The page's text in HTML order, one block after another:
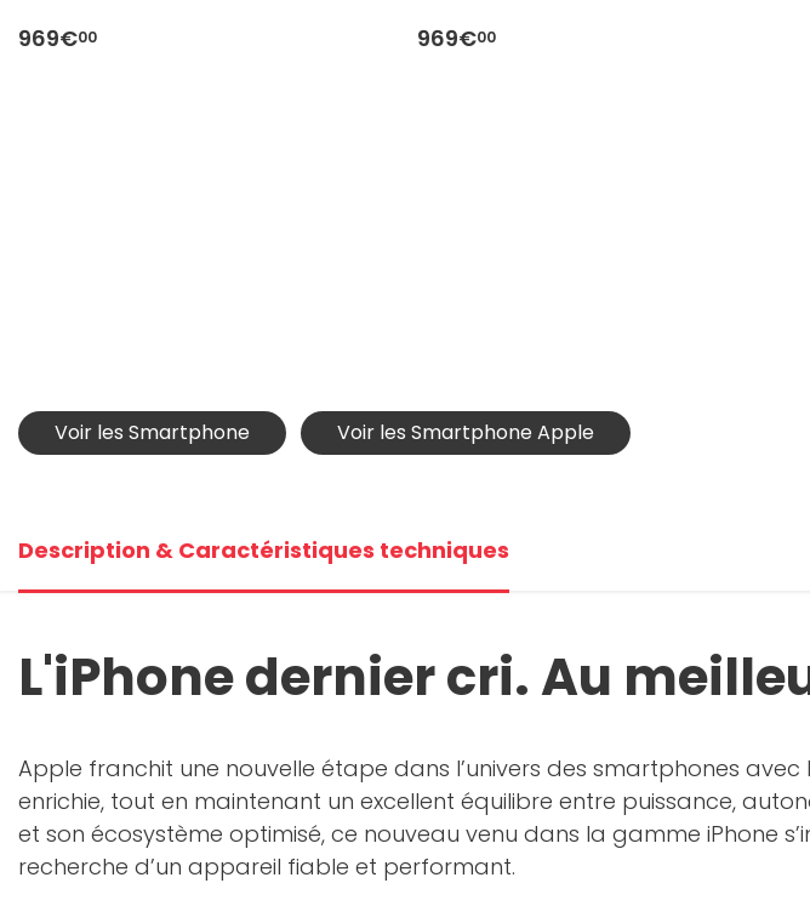
969€00 969€00
Voir les Smartphone Voir les Smartphone Apple
Description & Caractéristiques techniques
L'iPhone dernier cri. Au
Apple franchit une nouvelle étape dans l’univers des smartphones
enrichie, tout en maintenant un excellent équilibre entre puissance,
et son écosystème optimisé, ce nouveau venu dans la gamme iPhone
recherche d’un appareil fiable et performant.